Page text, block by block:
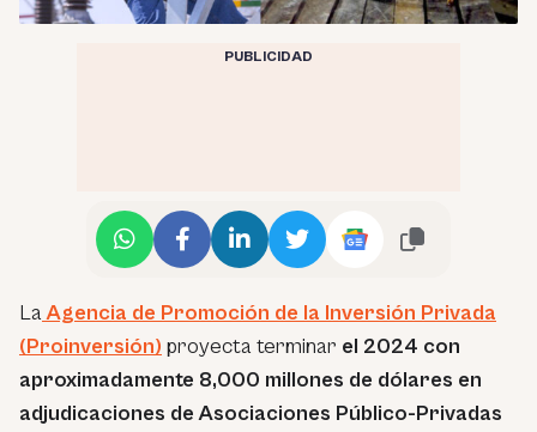
PUBLICIDAD
La Agencia de Promoción de la Inversión Privada
(Proinversión) proyecta terminar el 2024 con
aproximadamente 8,000 millones de dólares en
adjudicaciones de Asociaciones Público-Privadas